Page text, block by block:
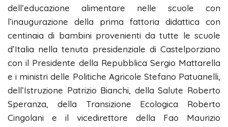
dell’educazione alimentare nelle scuole con
l’inaugurazione della prima fattoria didattica con
centinaia di bambini provenienti da tutte le scuole
d’Italia nella tenuta presidenziale di Castelporziano
con il Presidente della Repubblica Sergio Mattarella
e i ministri delle Politiche Agricole Stefano Patuanelli,
dell’Istruzione Patrizio Bianchi, della Salute Roberto
Speranza, della Transizione Ecologica Roberto
Cingolani e il vicedirettore della Fao Maurizio